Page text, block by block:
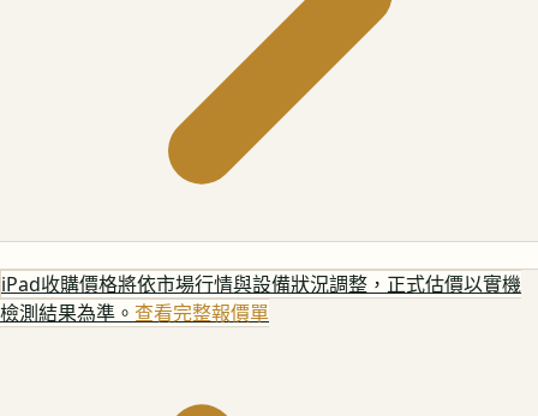
iPad收購價格將依市場行情與設備狀況調整，正式估價以實機
檢測結果為準。 查看完整報價單